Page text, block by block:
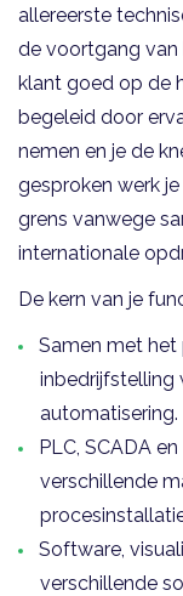
allereerste
de voortgang van
klant goed op de
begeleid door
nemen en je de
gesproken werk
grens vanwege
internationale
De kern van je
Samen met
inbedrijfstelling
automatisering.
PLC, SCADA
verschillende
Software,
verschillende